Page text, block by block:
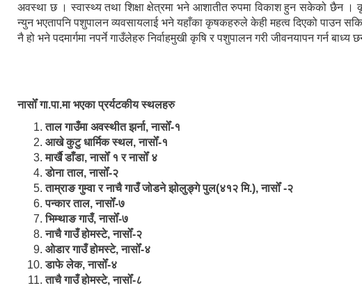
अवस्था छ । स्वास्थ्य तथा शिक्षा क्षेत्रमा भने आशातीत रुपमा विकाश हुन सकेको छैन ।
न्युन भएतापनि पशुपालन व्यवसायलाई भने यहाँका कृषकहरुले केही महत्व दिएको पाउन
नै हो भने पदमार्गमा नपर्ने गाउँलेहरु निर्वाहमुखी कृषि र पशुपालन गरी जीवनयापन गर्न बाध्य
नासोँ गा.पा.मा भएका प्रर्यटकीय स्थलहरु
ताल गाउँमा अवस्थीत झर्ना, नासोँ-१
आखे कुटु धार्मिक स्थल, नासोँ-१
मार्खै डाँडा, नासोँ १ र नासोँ ४
डाेना ताल, नासोँ-२
ताम्राङ गुम्वा र नाचै गाउँ जोडने झोलुङ्गे पुल(४१२ मि.), नासोँ -२
पन्कार ताल, नासोँ-७
भिम्थाङ गाउँ, नासोँ-७
नाचै गाउँ होमस्टे, नासोँ-२
ओ‍‍‌डार गाउँ होमस्टे, नासोँ-४
डाफे लेक, नासोँ-४
ताचै गाउँ होमस्टे, नासोँ-८